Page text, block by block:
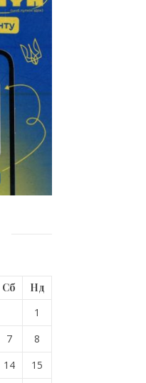
Сб
Нд
1
7
8
14
15